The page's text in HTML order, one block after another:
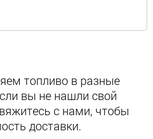
топливо в разные
вы не нашли свой
с нами, чтобы
доставки.